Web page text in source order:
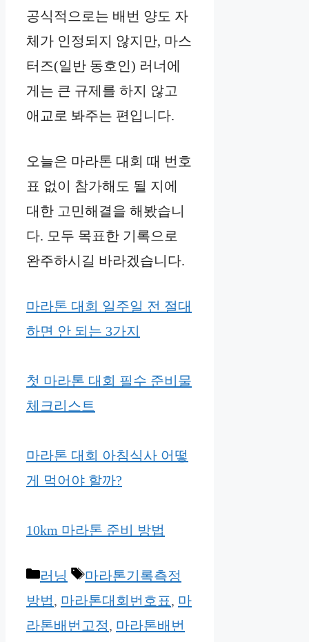
공식적으로는 배번 양도 자
체가 인정되지 않지만, 마스
터즈(일반 동호인) 러너에
게는 큰 규제를 하지 않고
애교로 봐주는 편입니다.
오늘은 마라톤 대회 때 번호
표 없이 참가해도 될 지에
대한 고민해결을 해봤습니
다. 모두 목표한 기록으로
완주하시길 바라겠습니다.
마라톤 대회 일주일 전 절대
하면 안 되는 3가지
첫 마라톤 대회 필수 준비물
체크리스트
마라톤 대회 아침식사 어떻
게 먹어야 할까?
10km 마라톤 준비 방법
Categories
러닝 Tags
마라톤기록측정
방법, 마라톤대회번호표, 마
라톤배번고정, 마라톤배번